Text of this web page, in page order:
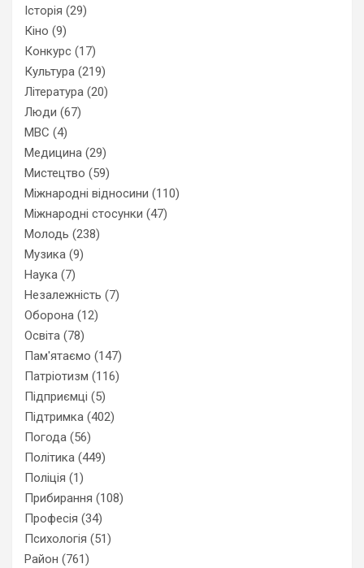
Історія (29)
Кіно (9)
Конкурс (17)
Культура (219)
Література (20)
Люди (67)
МВС (4)
Медицина (29)
Мистецтво (59)
Міжнародні відносини (110)
Міжнародні стосунки (47)
Молодь (238)
Музика (9)
Наука (7)
Незалежність (7)
Оборона (12)
Освіта (78)
Пам'ятаємо (147)
Патріотизм (116)
Підприємці (5)
Підтримка (402)
Погода (56)
Політика (449)
Поліція (1)
Прибирання (108)
Професія (34)
Психологія (51)
Район (761)